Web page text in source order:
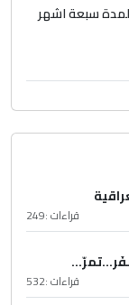
لمدة سبعة اشهر
قراءات :249
قراءات :532